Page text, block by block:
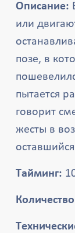
Описание:
или
позе, в
пытается
говорит
жесты в
Тайминг: